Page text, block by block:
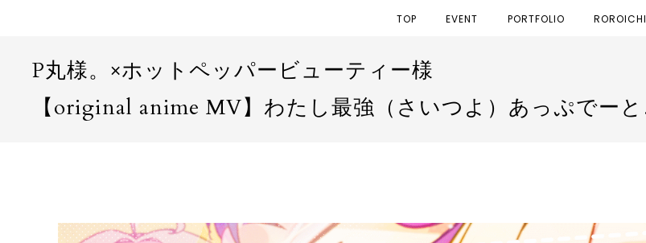
TOP EVENT PORTFOLIO ROROICHI
P丸様。×ホットペッパービューティー様
【original anime MV】わたし最強（さいつよ）あっぷでーと♡ イラスト担当